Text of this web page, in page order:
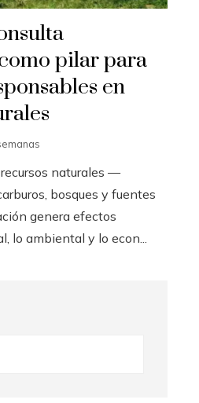
pilar para
en
naturales —
bosques y fuentes
genera efectos
lo ambiental y lo econ...